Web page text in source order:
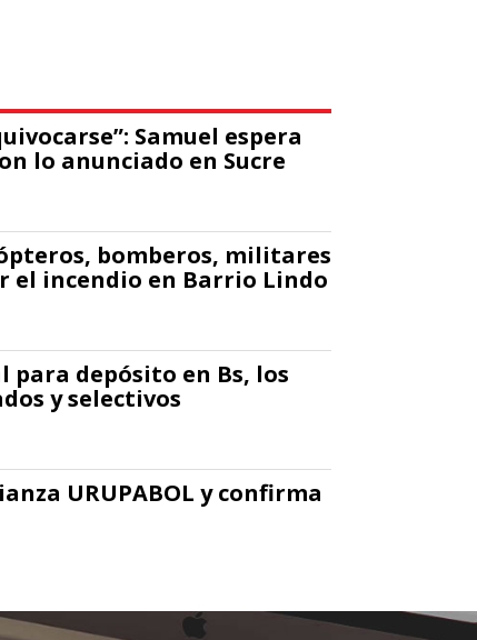
Samuel espera
lo anunciado en Sucre
bomberos, militares
incendio en Barrio Lindo
para depósito en Bs, los
y selectivos
URUPABOL y confirma